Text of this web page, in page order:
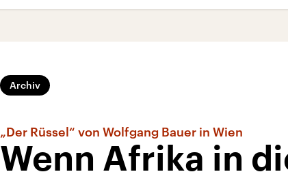
Archiv
„Der Rüssel“ von Wolfgang Bauer in Wien
Wenn Afrika in